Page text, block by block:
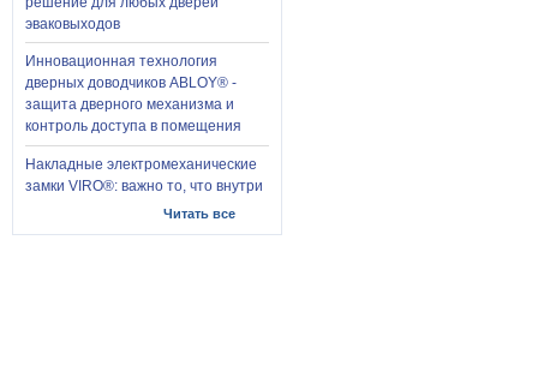
эваковыходов
Инновационная технология
дверных доводчиков ABLOY® -
защита дверного механизма и
контроль доступа в помещения
Накладные электромеханические
замки VIRO®: важно то, что внутри
Читать все